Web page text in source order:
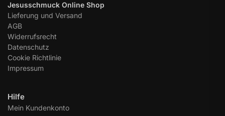
Jesusschmuck Online Shop
Lieferung und Versand
AGB
Widerrufsrecht
Datenschutz
Cookie Richtlinie
Impressum
Hilfe
Mein Kundenkonto